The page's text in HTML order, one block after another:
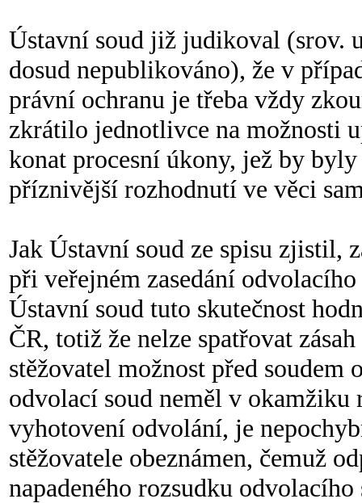
Ústavní soud již judikoval (srov.
dosud nepublikováno), že v
právní ochranu je třeba vždy
zkrátilo jednotlivce na možnosti
konat procesní úkony, jež by
příznivější rozhodnutí ve věci
Jak Ústavní soud ze spisu zjistil,
při veřejném zasedání
Ústavní soud tuto skutečnost
ČR, totiž že nelze spatřovat
stěžovatel možnost před
odvolací soud neměl v
vyhotovení odvolání, je
stěžovatele obeznámen, čemuž
napadeného rozsudku odvolacího